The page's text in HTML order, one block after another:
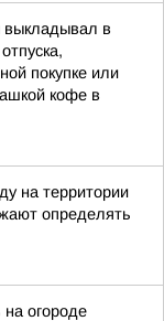
в
покупке или
кофе в
на территории
определять
на огороде